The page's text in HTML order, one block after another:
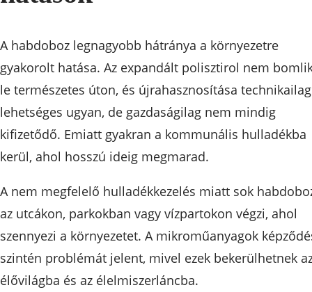
A habdoboz legnagyobb hátránya a környezetre
gyakorolt hatása. Az expandált polisztirol nem
le természetes úton, és újrahasznosítása technikailag
lehetséges ugyan, de gazdaságilag nem mindig
kifizetődő. Emiatt gyakran a kommunális hulladékba
kerül, ahol hosszú ideig megmarad.
A nem megfelelő hulladékkezelés miatt sok
az utcákon, parkokban vagy vízpartokon végzi, ahol
szennyezi a környezetet. A mikroműanyagok
szintén problémát jelent, mivel ezek bekerülhetnek
élővilágba és az élelmiszerláncba.